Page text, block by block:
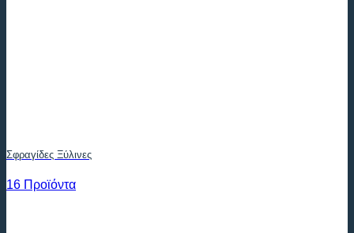
Σφραγίδες Ξύλινες
16 Προϊόντα